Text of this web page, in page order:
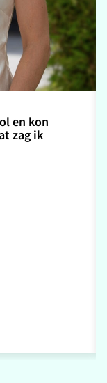
en kon
zag ik